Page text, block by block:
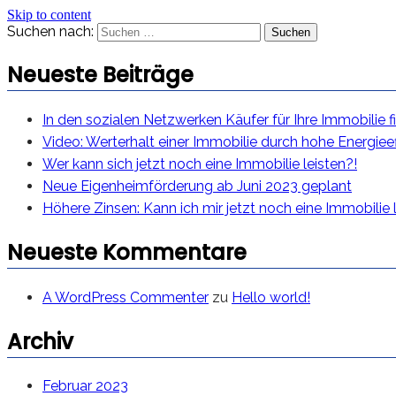
Skip to content
Suchen nach:
Neueste Beiträge
In den sozialen Netzwerken Käufer für Ihre Immobilie
Video: Werterhalt einer Immobilie durch hohe
Wer kann sich jetzt noch eine Immobilie leisten?!
Neue Eigenheimförderung ab Juni 2023 geplant
Höhere Zinsen: Kann ich mir jetzt noch eine Immobilie
Neueste Kommentare
A WordPress Commenter zu Hello world!
Archiv
Februar 2023